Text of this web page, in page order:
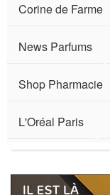
Corine de Farme
News Parfums
Shop Pharmacie
L'Oréal Paris